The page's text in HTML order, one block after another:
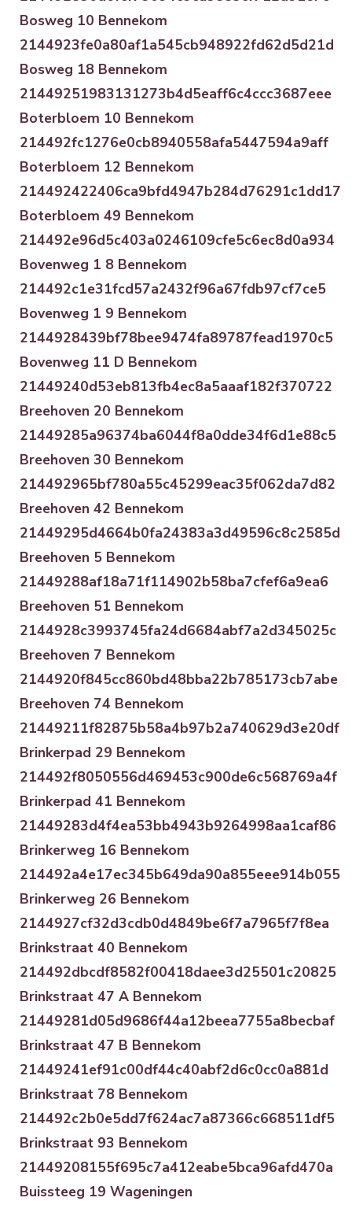
Bosweg 10 Bennekom
2144923fe0a80af1a545cb948922fd62d5d21d
Bosweg 18 Bennekom
21449251983131273b4d5eaff6c4ccc3687eee
Boterbloem 10 Bennekom
214492fc1276e0cb8940558afa5447594a9aff
Boterbloem 12 Bennekom
214492422406ca9bfd4947b284d76291c1dd17
Boterbloem 49 Bennekom
214492e96d5c403a0246109cfe5c6ec8d0a934
Bovenweg 1 8 Bennekom
214492c1e31fcd57a2432f96a67fdb97cf7ce5
Bovenweg 1 9 Bennekom
2144928439bf78bee9474fa89787fead1970c5
Bovenweg 11 D Bennekom
21449240d53eb813fb4ec8a5aaaf182f370722
Breehoven 20 Bennekom
21449285a96374ba6044f8a0dde34f6d1e88c5
Breehoven 30 Bennekom
214492965bf780a55c45299eac35f062da7d82
Breehoven 42 Bennekom
21449295d4664b0fa24383a3d49596c8c2585d
Breehoven 5 Bennekom
21449288af18a71f114902b58ba7cfef6a9ea6
Breehoven 51 Bennekom
2144928c3993745fa24d6684abf7a2d345025c
Breehoven 7 Bennekom
2144920f845cc860bd48bba22b785173cb7abe
Breehoven 74 Bennekom
21449211f82875b58a4b97b2a740629d3e20df
Brinkerpad 29 Bennekom
214492f8050556d469453c900de6c568769a4f
Brinkerpad 41 Bennekom
21449283d4f4ea53bb4943b9264998aa1caf86
Brinkerweg 16 Bennekom
214492a4e17ec345b649da90a855eee914b055
Brinkerweg 26 Bennekom
2144927cf32d3cdb0d4849be6f7a7965f7f8ea
Brinkstraat 40 Bennekom
214492dbcdf8582f00418daee3d25501c20825
Brinkstraat 47 A Bennekom
21449281d05d9686f44a12beea7755a8becbaf
Brinkstraat 47 B Bennekom
21449241ef91c00df44c40abf2d6c0cc0a881d
Brinkstraat 78 Bennekom
214492c2b0e5dd7f624ac7a87366c668511df5
Brinkstraat 93 Bennekom
21449208155f695c7a412eabe5bca96afd470a
Buissteeg 19 Wageningen